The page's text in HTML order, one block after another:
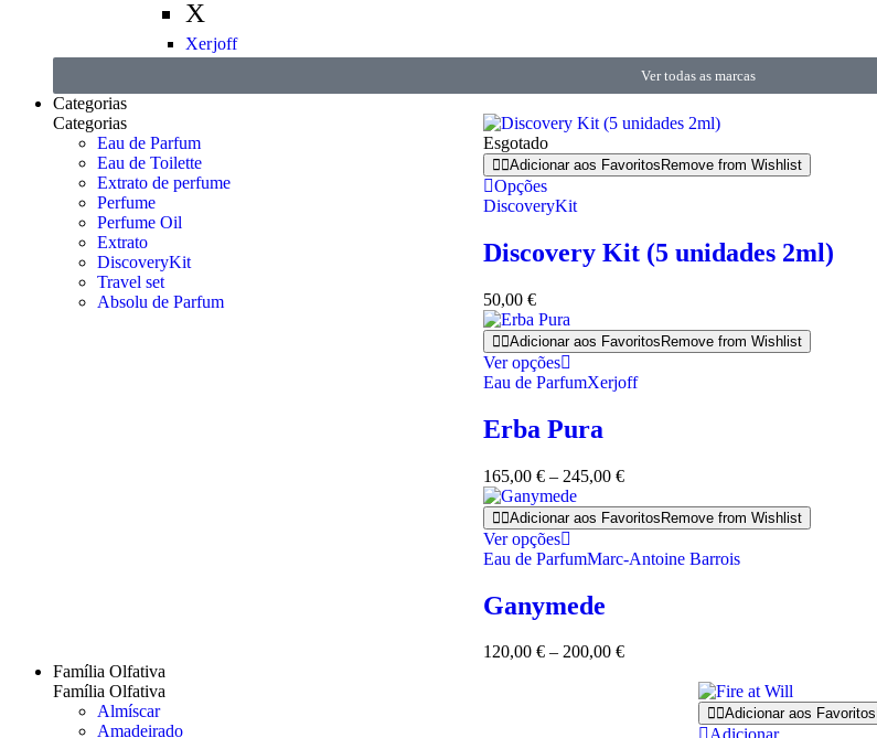
X
Xerjoff
Ver todas as marcas
Categorias
Categorias
Eau de Parfum
Eau de Toilette
Extrato de perfume
Perfume
Perfume Oil
Extrato
DiscoveryKit
Travel set
Absolu de Parfum
Esgotado
Adicionar aos Favoritos Remove from Wishlist
Opções
DiscoveryKit
Discovery Kit (5 unidades 2ml)
50,00 €
Adicionar aos Favoritos Remove from Wishlist
Ver opções
Eau de ParfumXerjoff
Erba Pura
165,00 € – 245,00 €
Adicionar aos FavoritosRemove from Wishlist
Ver opções
Eau de ParfumMarc-Antoine Barrois
Ganymede
120,00 € – 200,00 €
Família Olfativa
Família Olfativa
Almíscar
Amadeirado
Adicionar aos Favoritos